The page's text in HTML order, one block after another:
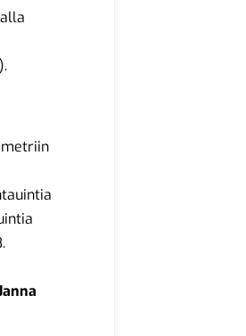
metriin